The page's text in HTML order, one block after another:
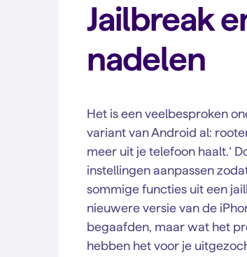
Jailbreak
nadelen
Het is een veelbesproken
variant van Android al:
meer uit je telefoon haalt.’
instellingen aanpassen
sommige functies uit een
nieuwere versie van de
begaafden, maar wat het
hebben het voor je